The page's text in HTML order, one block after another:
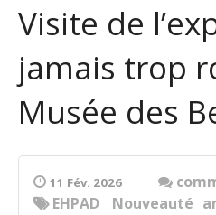
Visite de
jamais trop
Musée des
11 Fév. 2026
EHPAD Nouveauté